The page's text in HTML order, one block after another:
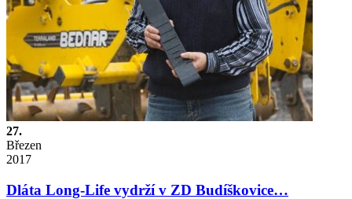
27.
Březen
2017
Dláta Long-Life vydrží v ZD Budíškovice…